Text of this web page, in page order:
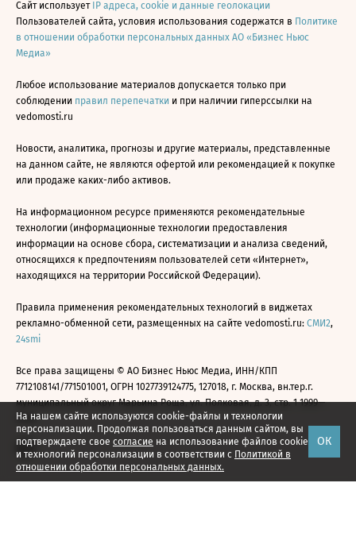
На нашем сайте используются cookie-файлы и технологии
персонализации. Продолжая пользоваться данным сайтом, вы
подтверждаете свое согласие на использование файлов cookie
и технологий персонализации в соответствии с Политикой в
отношении обработки персональных данных.
ОК
Сайт использует IP адреса, cookie и данные геолокации
Пользователей сайта, условия использования содержатся в Политике
в отношении обработки персональных данных АО «Бизнес Ньюс
Медиа»
Любое использование материалов допускается только при
соблюдении правил перепечатки и при наличии гиперссылки на
vedomosti.ru
Новости, аналитика, прогнозы и другие материалы, представленные
на данном сайте, не являются офертой или рекомендацией к покупке
или продаже каких-либо активов.
На информационном ресурсе применяются рекомендательные
технологии (информационные технологии предоставления
информации на основе сбора, систематизации и анализа сведений,
относящихся к предпочтениям пользователей сети «Интернет»,
находящихся на территории Российской Федерации).
Правила применения рекомендательных технологий в виджетах
рекламно-обменной сети, размещенных на сайте vedomosti.ru: СМИ2,
24smi
Все права защищены © АО Бизнес Ньюс Медиа, ИНН/КПП
7712108141/771501001, ОГРН 1027739124775, 127018, г. Москва, вн.тер.г.
муниципальный округ Марьина Роща, ул. Полковая, д. 3, стр. 1 1999—
2026